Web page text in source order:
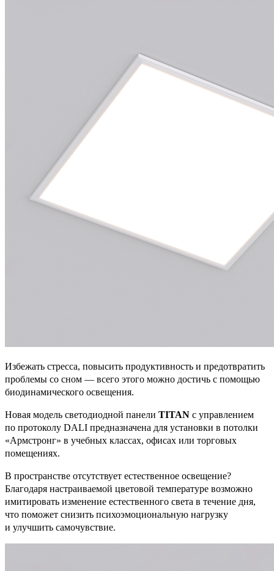
Избежать стресса, повысить продуктивность и предотвратить
проблемы со сном — всего этого можно достичь с помощью
биодинамического освещения.
Новая модель светодиодной панели TITAN с управлением
по протоколу DALI предназначена для установки в потолки
«Армстронг» в учебных классах, офисах или торговых
помещениях.
В пространстве отсутствует естественное освещение?
Благодаря настраиваемой цветовой температуре возможно
имитировать изменение естественного света в течение дня,
что поможет снизить психоэмоциональную нагрузку
и улучшить самочувствие.